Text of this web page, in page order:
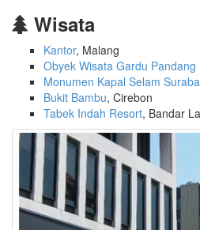
Wisata
Kantor, Malang
Obyek Wisata Gardu Pandang
Monumen Kapal Selam
Bukit Bambu, Cirebon
Tabek Indah Resort, Bandar